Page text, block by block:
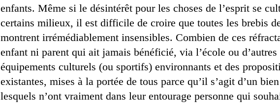
enfants. Même si le désintérêt pour les choses de l’esprit se
certains milieux, il est difficile de croire que toutes les brebis
montrent irrémédiablement insensibles. Combien de ces
enfant ni parent qui ait jamais bénéficié, via l’école ou
équipements culturels (ou sportifs) environnants et des
existantes, mises à la portée de tous parce qu’il s’agit d’un
lesquels n’ont vraiment dans leur entourage personne qui